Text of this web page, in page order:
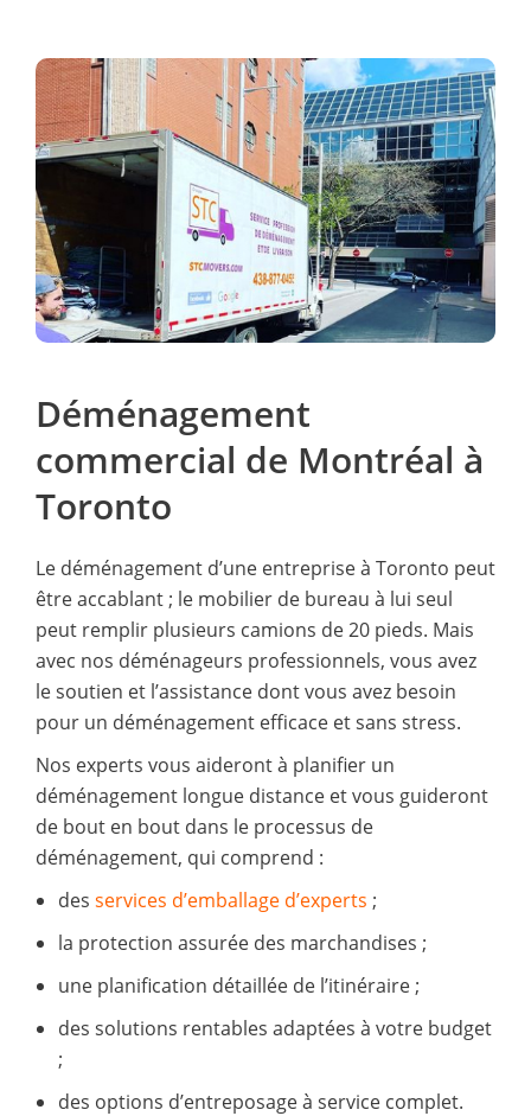
Déménagement
commercial de Montréal à
Toronto
Le déménagement d’une entreprise à Toronto peut
être accablant ; le mobilier de bureau à lui seul
peut remplir plusieurs camions de 20 pieds. Mais
avec nos déménageurs professionnels, vous avez
le soutien et l’assistance dont vous avez besoin
pour un déménagement efficace et sans stress.
Nos experts vous aideront à planifier un
déménagement longue distance et vous guideront
de bout en bout dans le processus de
déménagement, qui comprend :
des services d’emballage d’experts ;
la protection assurée des marchandises ;
une planification détaillée de l’itinéraire ;
des solutions rentables adaptées à votre budget
;
des options d’entreposage à service complet.